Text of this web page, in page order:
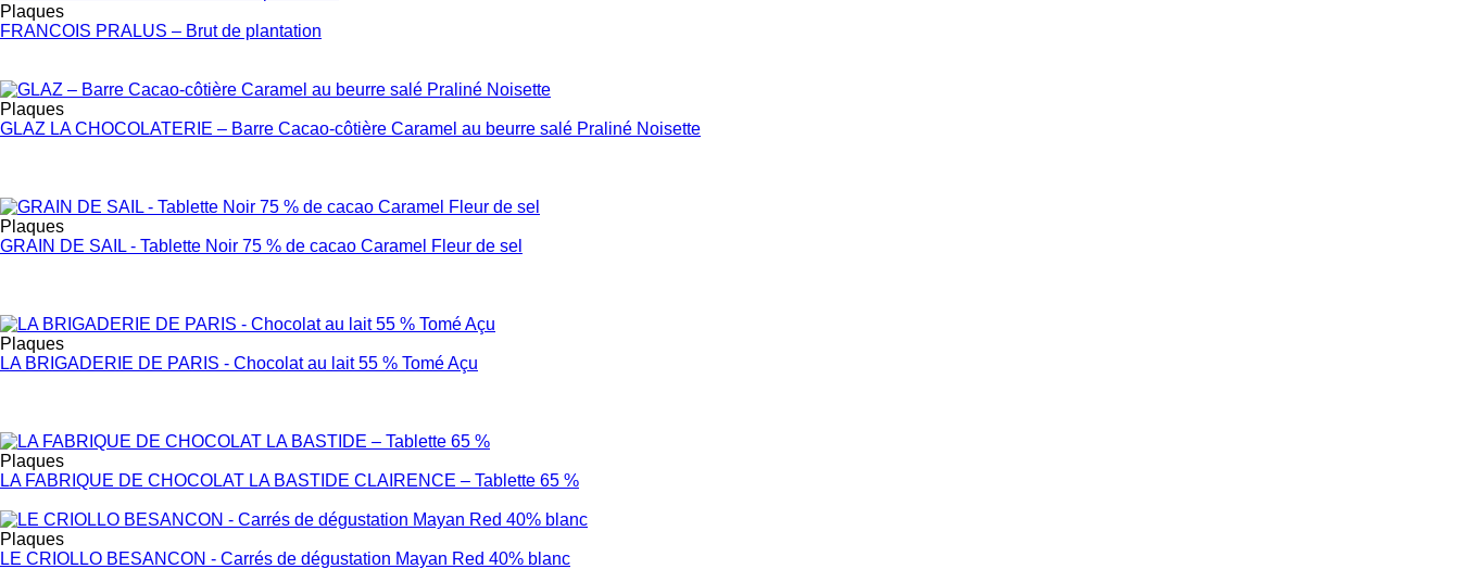
Plaques
FRANCOIS PRALUS – Brut de plantation
Plaques
GLAZ LA CHOCOLATERIE – Barre Cacao-côtière Caramel au beurre salé Praliné Noisette
Plaques
GRAIN DE SAIL - Tablette Noir 75 % de cacao Caramel Fleur de sel
Plaques
LA BRIGADERIE DE PARIS - Chocolat au lait 55 % Tomé Açu
Plaques
LA FABRIQUE DE CHOCOLAT LA BASTIDE CLAIRENCE – Tablette 65 %
Plaques
LE CRIOLLO BESANCON - Carrés de dégustation Mayan Red 40% blanc